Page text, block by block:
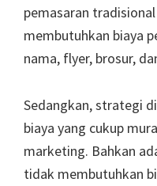
pemasaran
membutuhkan biaya
nama, flyer, brosur,
Sedangkan, strategi
biaya yang cukup
marketing. Bahkan
tidak membutuhkan